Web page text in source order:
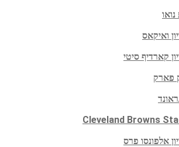
ואיקאס
קארדיף סיטי
פארק
אלפונסו פרס